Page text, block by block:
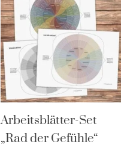
Arbeitsblätter-Set
„Rad der Gefühle“